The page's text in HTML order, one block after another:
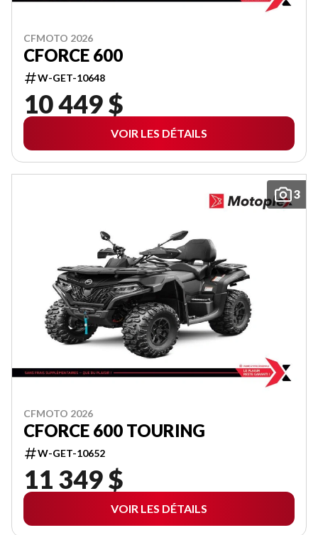
CFMOTO 2026
CFORCE 600
W-GET-10648
10 449 $
VOIR LES DÉTAILS
3
CFMOTO 2026
CFORCE 600 TOURING
W-GET-10652
11 349 $
VOIR LES DÉTAILS